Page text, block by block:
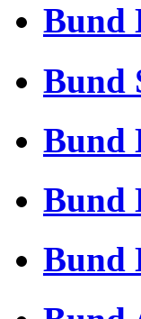
Bund
Bund
Bund
Bund
Bund